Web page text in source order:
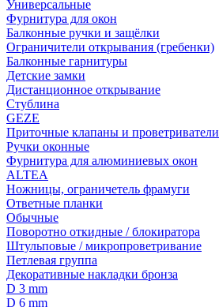
Универсальные
Фурнитура для окон
Балконные ручки и защёлки
Ограничители открывания (гребенки)
Балконные гарнитуры
Детские замки
Дистанционное открывание
Стублина
GEZE
Приточные клапаны и проветриватели
Ручки оконные
Фурнитура для алюминиевых окон
ALTEA
Ножницы, ограничетель фрамуги
Ответные планки
Обычные
Поворотно откидные / блокиратора
Штульповые / микропроветривание
Петлевая группа
Декоративные накладки бронза
D 3 mm
D 6 mm